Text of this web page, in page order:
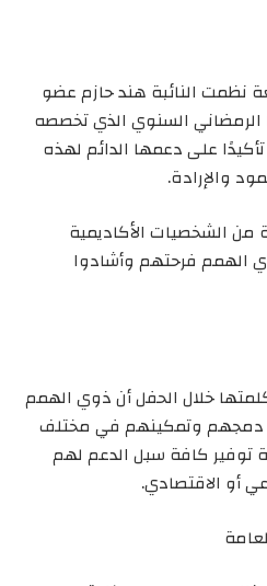
نظمت النائبة هند حازم عضو
السنوي الذي تخصصه
على دعمها الدائم لهذه
والإرادة.
من الشخصيات الأكاديمية
الهمم فرحتهم وأشادوا
خلال الحفل أن ذوي الهمم
دمجهم وتمكينهم في مختلف
توفير كافة سبل الدعم لهم
أو الاقتصادي.